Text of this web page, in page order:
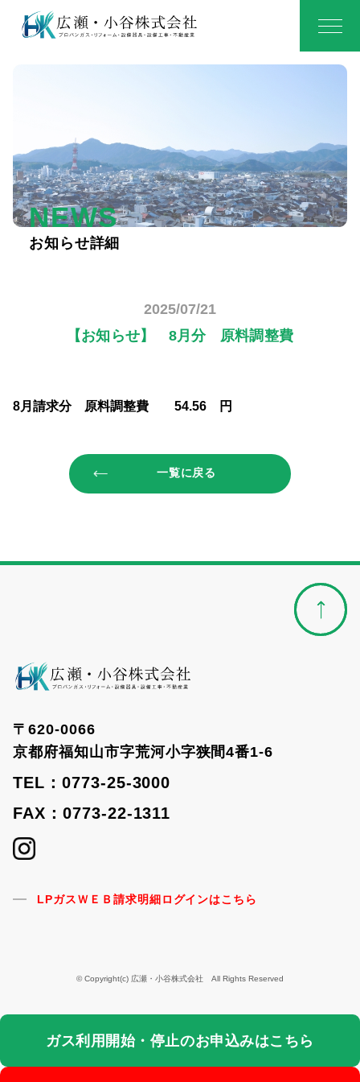
ガス利用開始・停止のお申込みはこちら
NEWS
お知らせ詳細
2025/07/21
【お知らせ】 8月分 原料調整費
8月請求分 原料調整費 54.56 円
一覧に戻る
〒620-0066
京都府福知山市字荒河小字狭間4番1-6
TEL：0773-25-3000
FAX：0773-22-1311
LPガスＷＥＢ請求明細ログインはこちら
© Copyright(c) 広瀬・小谷株式会社 All Rights Reserved